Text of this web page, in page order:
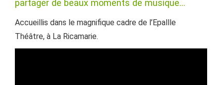
partager de beaux moments de musique…
Accueillis dans le magnifique cadre de l’Epallle
Théâtre, à La Ricamarie.